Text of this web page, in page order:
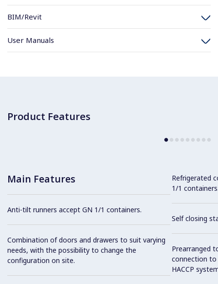
BIM/Revit
User Manuals
Product Features
Main Features
Anti-tilt runners accept GN 1/1 containers.
Combination of doors and drawers to suit varying
needs, with the possibility to change the
configuration on site.
Refrigerated
1/1
Self closing
Prearranged
connection
HACCP